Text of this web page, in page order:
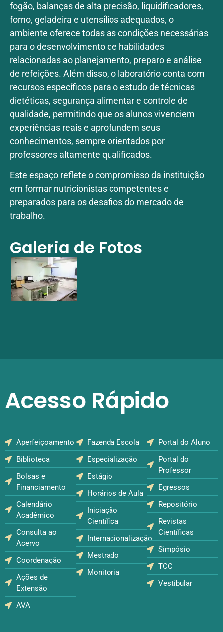
fogão, balanças de alta precisão, liquidificadores,
forno, geladeira e utensílios adequados, o
ambiente oferece todas as condições necessárias
para o desenvolvimento de habilidades
relacionadas ao planejamento, preparo e análise
de refeições. Além disso, o laboratório conta com
recursos específicos para o estudo de técnicas
dietéticas, segurança alimentar e controle de
qualidade, permitindo que os alunos vivenciem
experiências reais e aprofundem seus
conhecimentos, sempre orientados por
professores altamente qualificados.
Este espaço reflete o compromisso da instituição
em formar nutricionistas competentes e
preparados para os desafios do mercado de
trabalho.
Galeria de Fotos
Acesso Rápido
Aperfeiçoamento
Biblioteca
Bolsas e
Financiamento
Calendário
Acadêmico
Consulta ao
Acervo
Coordenação
Ações de
Extensão
AVA
Fazenda Escola
Especialização
Estágio
Horários de Aula
Iniciação
Científica
Internacionalização
Mestrado
Monitoria
Portal do Aluno
Portal do
Professor
Egressos
Repositório
Revistas
Científicas
Simpósio
TCC
Vestibular